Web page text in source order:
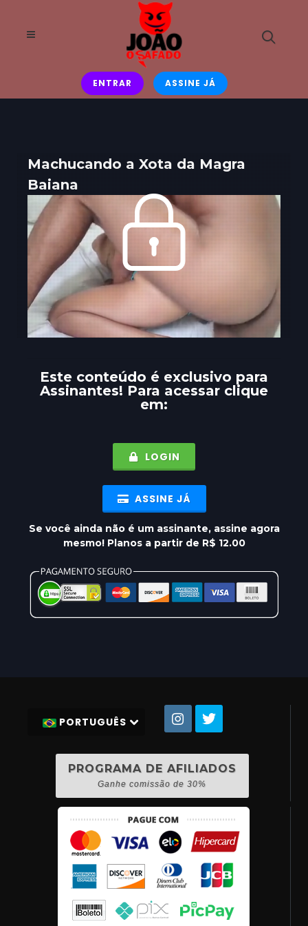
ENTRAR ASSINE JÁ
Machucando a Xota da Magra
Baiana
Este conteúdo é exclusivo para
Assinantes! Para acessar clique
em:
LOGIN
ASSINE JÁ
Se você ainda não é um assinante, assine agora
mesmo! Planos a partir de R$ 12.00
PORTUGUÊS
PROGRAMA DE AFILIADOS
Ganhe comissão de 30%